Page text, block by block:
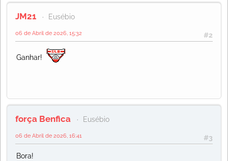
JM21 Eusébio
#2
06 de Abril de 2026, 15:32
Ganhar!
força Benfica Eusébio
#3
06 de Abril de 2026, 16:41
Bora!